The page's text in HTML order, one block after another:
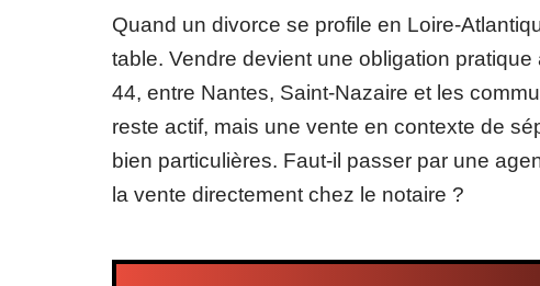
Quand un divorce se profile en Loire-
table. Vendre devient une obligation
44, entre Nantes, Saint-Nazaire et les
reste actif, mais une vente en contexte de
bien particulières. Faut-il passer par une
la vente directement chez le notaire ?